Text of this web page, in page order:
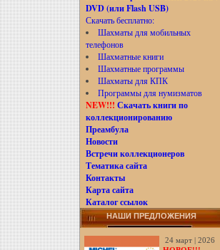
DVD (или Flash USB)
Скачать бесплатно:
Шахматы для мобильных
телефонов
Шахматные книги
Шахматные программы
Шахматы для КПК
Программы для нумизматов
NEW!!! Скачать книги по
коллекционированию
Преамбула
Новости
Встречи коллекционеров
Тематика сайта
Контакты
Карта сайта
Каталог ссылок
НАШИ ПРЕДЛОЖЕНИЯ
24 март | 2026